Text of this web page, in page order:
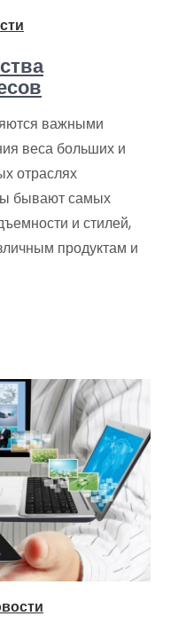
важными
веса больших и
отраслях
бывают самых
и стилей,
продуктам и